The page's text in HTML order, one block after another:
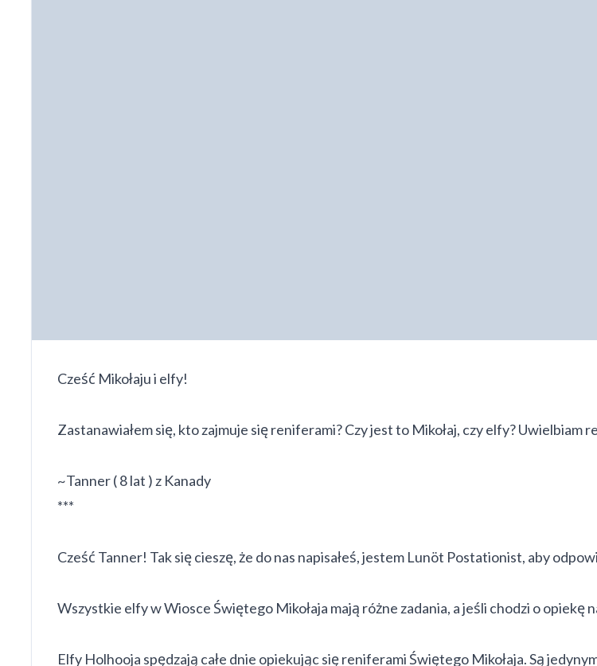
Cześć Mikołaju i elfy!
Zastanawiałem się, kto zajmuje się reniferami? Czy jest to Mikołaj, czy elfy? Uwielbiam
~Tanner ( 8 lat ) z Kanady
***
Cześć Tanner! Tak się cieszę, że do nas napisałeś, jestem Lunöt Postationist, aby
Wszystkie elfy w Wiosce Świętego Mikołaja mają różne zadania, a jeśli chodzi o
Elfy Holhooja spędzają całe dnie opiekując się reniferami Świętego Mikołaja. Są